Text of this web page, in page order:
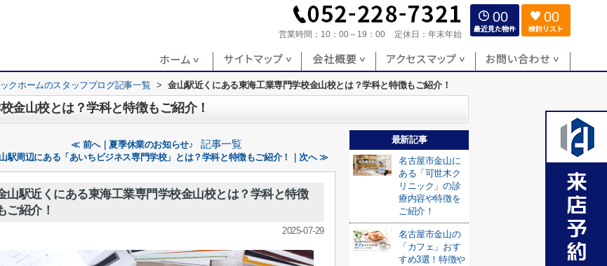
営業時間： 10：00～19：00 定休日： 年末年始
00 00
クホームのスタッフブログ記事一覧 > 金山駅近くにある東海工業専門学校金山校とは？学科と特徴もご紹介！
金山校とは？学科と特徴もご紹介！
≪ 前へ｜夏季休業のお知らせ♪ 記事一覧
駅周辺にある「あいちビジネス専門学校」とは？学科と特徴もご紹介！｜次へ ≫
山駅近くにある東海工業専門学校金山校とは？学科と特徴
ご紹介！
2025-07-29
最新記事
名古屋市金山に
ある「可世木ク
リニック」の診
療内容や特徴を
ご紹介！
名古屋市金山の
「カフェ」おす
すめ3選！特徴や